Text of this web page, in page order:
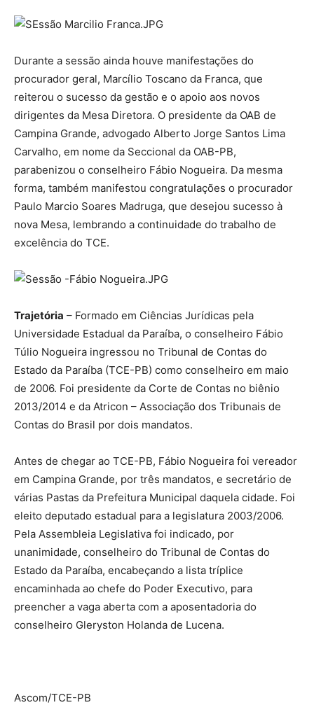
Durante a sessão ainda houve manifestações do
procurador geral, Marcílio Toscano da Franca, que
reiterou o sucesso da gestão e o apoio aos novos
dirigentes da Mesa Diretora. O presidente da OAB de
Campina Grande, advogado Alberto Jorge Santos Lima
Carvalho, em nome da Seccional da OAB-PB,
parabenizou o conselheiro Fábio Nogueira. Da mesma
forma, também manifestou congratulações o procurador
Paulo Marcio Soares Madruga, que desejou sucesso à
nova Mesa, lembrando a continuidade do trabalho de
excelência do TCE.
Trajetória – Formado em Ciências Jurídicas pela
Universidade Estadual da Paraíba, o conselheiro Fábio
Túlio Nogueira ingressou no Tribunal de Contas do
Estado da Paraíba (TCE-PB) como conselheiro em maio
de 2006. Foi presidente da Corte de Contas no biênio
2013/2014 e da Atricon – Associação dos Tribunais de
Contas do Brasil por dois mandatos.
Antes de chegar ao TCE-PB, Fábio Nogueira foi vereador
em Campina Grande, por três mandatos, e secretário de
várias Pastas da Prefeitura Municipal daquela cidade. Foi
eleito deputado estadual para a legislatura 2003/2006.
Pela Assembleia Legislativa foi indicado, por
unanimidade, conselheiro do Tribunal de Contas do
Estado da Paraíba, encabeçando a lista tríplice
encaminhada ao chefe do Poder Executivo, para
preencher a vaga aberta com a aposentadoria do
conselheiro Gleryston Holanda de Lucena.
Ascom/TCE-PB